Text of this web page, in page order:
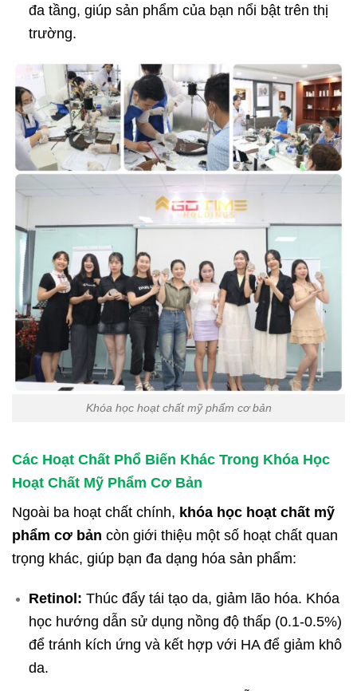
đa tầng, giúp sản phẩm của bạn nổi bật trên thị
trường.
Khóa học hoạt chất mỹ phẩm cơ bản
Các Hoạt Chất Phổ Biến Khác Trong Khóa Học
Hoạt Chất Mỹ Phẩm Cơ Bản
Ngoài ba hoạt chất chính, khóa học hoạt chất mỹ
phẩm cơ bản còn giới thiệu một số hoạt chất quan
trọng khác, giúp bạn đa dạng hóa sản phẩm:
Retinol: Thúc đẩy tái tạo da, giảm lão hóa. Khóa
học hướng dẫn sử dụng nồng độ thấp (0.1-0.5%)
để tránh kích ứng và kết hợp với HA để giảm khô
da.